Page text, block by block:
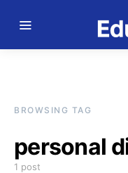
BROWSING TAG
personal
1 post